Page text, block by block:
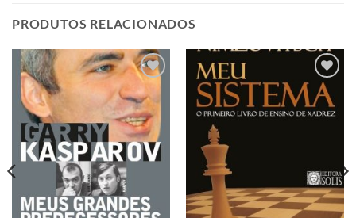
PRODUTOS RELACIONADOS
Adicionar
à lista de
desejos
Adicionar
à lista de
desejos